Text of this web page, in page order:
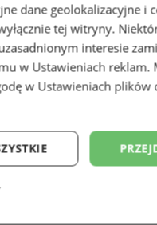
Bałtykiem w
dane geolokalizacyjne i
tej witryny.
interesie
w Ustawieniach reklam.
w Ustawieniach plików